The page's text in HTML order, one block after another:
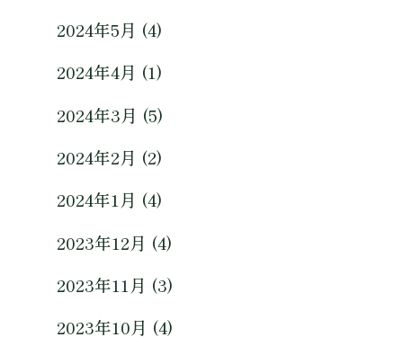
2024年5月 (4)
2024年4月 (1)
2024年3月 (5)
2024年2月 (2)
2024年1月 (4)
2023年12月 (4)
2023年11月 (3)
2023年10月 (4)